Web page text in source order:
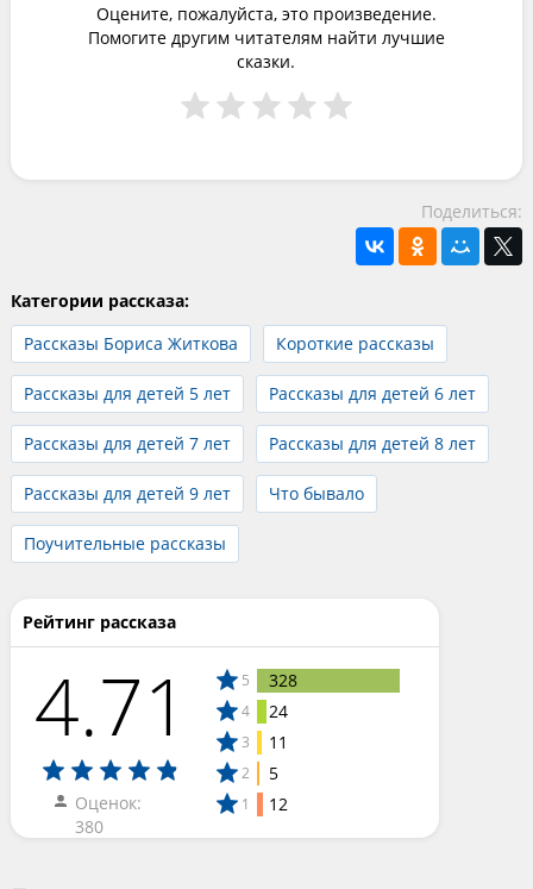
Оцените, пожалуйста, это произведение.
Помогите другим читателям найти лучшие
сказки.
Поделиться:
Категории рассказа:
Рассказы Бориса Житкова
Короткие рассказы
Рассказы для детей 5 лет Рассказы для детей 6 лет
Рассказы для детей 7 лет Рассказы для детей 8 лет
Рассказы для детей 9 лет Что бывало
Поучительные рассказы
Рейтинг рассказа
4.71
Оценок:
380
5 328
4 24
3 11
2 5
1 12